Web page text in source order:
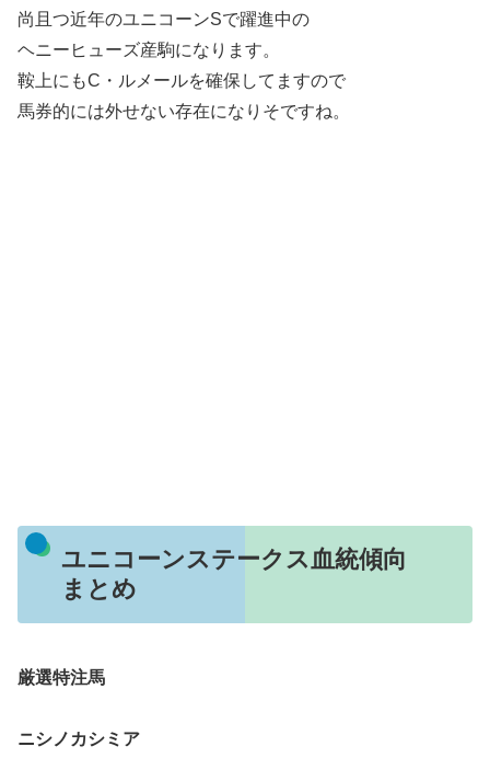
尚且つ近年のユニコーンSで躍進中の
ヘニーヒューズ産駒になります。
鞍上にもC・ルメールを確保してますので
馬券的には外せない存在になりそですね。
ユニコーンステークス血統傾向
まとめ
厳選特注馬
ニシノカシミア